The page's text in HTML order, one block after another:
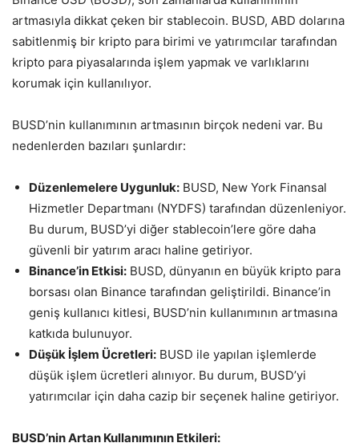
artmasıyla dikkat çeken bir stablecoin. BUSD, ABD dolarına
sabitlenmiş bir kripto para birimi ve yatırımcılar tarafından
kripto para piyasalarında işlem yapmak ve varlıklarını
korumak için kullanılıyor.
BUSD’nin kullanımının artmasının birçok nedeni var. Bu
nedenlerden bazıları şunlardır:
Düzenlemelere Uygunluk: BUSD, New York Finansal
Hizmetler Departmanı (NYDFS) tarafından düzenleniyor.
Bu durum, BUSD’yi diğer stablecoin’lere göre daha
güvenli bir yatırım aracı haline getiriyor.
Binance’in Etkisi: BUSD, dünyanın en büyük kripto para
borsası olan Binance tarafından geliştirildi. Binance’in
geniş kullanıcı kitlesi, BUSD’nin kullanımının artmasına
katkıda bulunuyor.
Düşük İşlem Ücretleri: BUSD ile yapılan işlemlerde
düşük işlem ücretleri alınıyor. Bu durum, BUSD’yi
yatırımcılar için daha cazip bir seçenek haline getiriyor.
BUSD’nin Artan Kullanımının Etkileri: